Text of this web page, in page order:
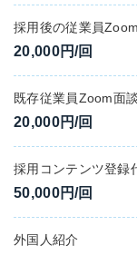
採用後の従業員
20,000円/回
既存従業員Zoom面談
20,000円/回
採用コンテンツ登録
50,000円/回
外国人紹介